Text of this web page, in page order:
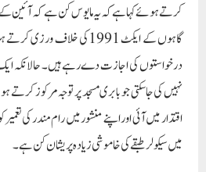
کرتے ہوئے کہا ہے کہ یہ مایوس کن ہے کہ آئین
گاہوں کے ایکٹ 1991کی خلاف
درخواستوں کی اجازت دے رہے ہیں۔ حالانکہ
نہیں کی جاسکتی جو بابری مسجد پر توجہ مرکوز کرتے
اقتدار میں آئی اور اپنے منشورمیں رام مندر کی
میں سیکولر طبقے کی خاموشی زیادہ پریشان کن ہے۔